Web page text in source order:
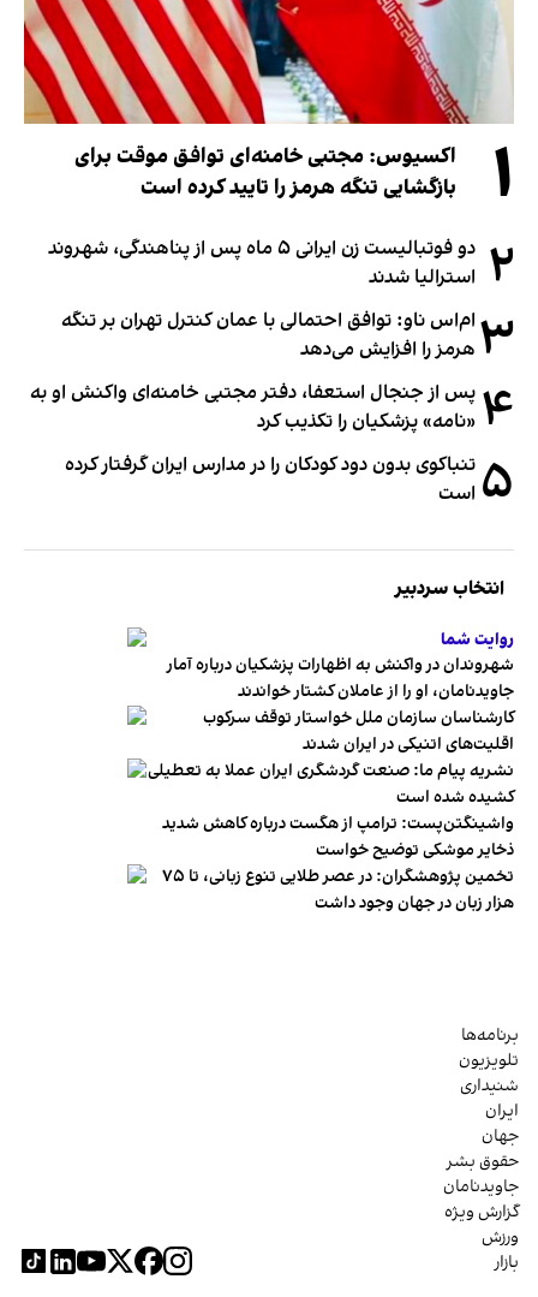
۱
اکسیوس: مجتبی خامنه‌ای توافق موقت برای
بازگشایی تنگه هرمز را تایید کرده است
۲
دو فوتبالیست زن ایرانی ۵ ماه پس از پناهندگی، شهروند
استرالیا شدند
۳ ام‌اس ناو: توافق احتمالی با عمان کنترل تهران بر تنگه
هرمز را افزایش می‌دهد
۴ پس از جنجال استعفا، دفتر مجتبی خامنه‌ای واکنش او به
«نامه» پزشکیان را تکذیب کرد
۵ تنباکوی بدون دود کودکان را در مدارس ایران گرفتار کرده
است
انتخاب سردبیر
روایت شما
شهروندان در واکنش به اظهارات پزشکیان درباره آمار
جاویدنامان، او را از عاملان کشتار خواندند
کارشناسان سازمان ملل خواستار توقف سرکوب
اقلیت‌های اتنیکی در ایران شدند
نشریه پیام ما: صنعت گردشگری ایران عملا به تعطیلی
کشیده شده است
واشینگتن‌پست: ترامپ از هگست درباره کاهش شدید
ذخایر موشکی توضیح خواست
تخمین پژوهشگران: در عصر طلایی تنوع زبانی، تا ۷۵
هزار زبان در جهان وجود داشت
برنامه‌ها
تلویزیون
شنیداری
ایران
جهان
حقوق بشر
جاویدنامان
گزارش ویژه
ورزش
بازار